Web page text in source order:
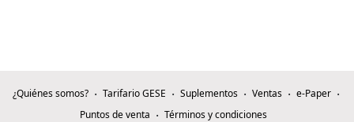
¿Quiénes somos? Tarifario GESE Suplementos Ventas
e-Paper
Puntos de venta
Términos y condiciones